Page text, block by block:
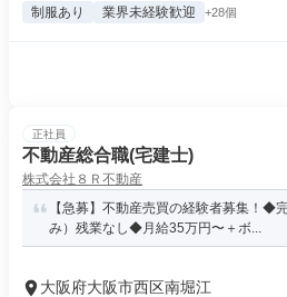
制服あり 業界未経験歓迎 +28個
正社員
不動産総合職(宅建士)
株式会社８Ｒ不動産
【急募】不動産売買の経験者募集！◆
み）残業なし◆月給35万円〜＋ボ...
大阪府大阪市西区南堀江